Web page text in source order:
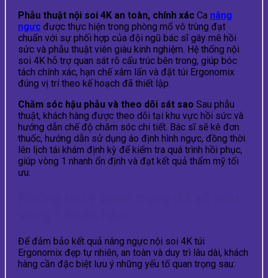
Phẫu thuật nội soi 4K an toàn, chính xác Ca nâng
ngực được thực hiện trong phòng mổ vô trùng đạt
chuẩn với sự phối hợp của đội ngũ bác sĩ gây mê hồi
sức và phẫu thuật viên giàu kinh nghiệm. Hệ thống nội
soi 4K hỗ trợ quan sát rõ cấu trúc bên trong, giúp bóc
tách chính xác, hạn chế xâm lấn và đặt túi Ergonomix
đúng vị trí theo kế hoạch đã thiết lập.
Chăm sóc hậu phẫu và theo dõi sát sao Sau phẫu
thuật, khách hàng được theo dõi tại khu vực hồi sức và
hướng dẫn chế độ chăm sóc chi tiết. Bác sĩ sẽ kê đơn
thuốc, hướng dẫn sử dụng áo định hình ngực, đồng thời
lên lịch tái khám định kỳ để kiểm tra quá trình hồi phục,
giúp vòng 1 nhanh ổn định và đạt kết quả thẩm mỹ tối
ưu.
Để đảm bảo kết quả nâng ngực nội soi 4K túi
Ergonomix đẹp tự nhiên, an toàn và duy trì lâu dài, khách
hàng cần đặc biệt lưu ý những yếu tố quan trọng sau: